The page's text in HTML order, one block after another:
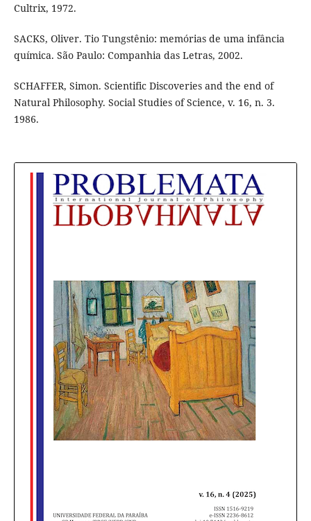
Cultrix, 1972.
SACKS, Oliver. Tio Tungstênio: memórias de uma infância
química. São Paulo: Companhia das Letras, 2002.
SCHAFFER, Simon. Scientific Discoveries and the end of
Natural Philosophy. Social Studies of Science, v. 16, n. 3.
1986.